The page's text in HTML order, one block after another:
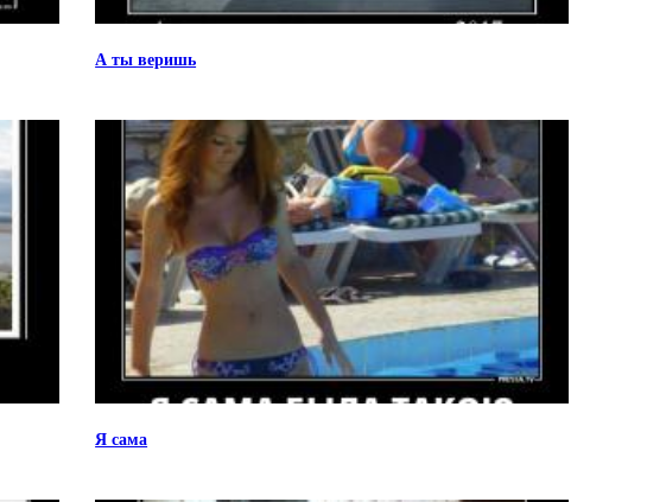
А ты веришь
Я сама